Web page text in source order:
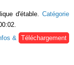
d'étable. Catégorie
&
Téléchargement